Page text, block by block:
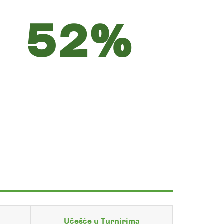
52%
Učešće u Turnirima